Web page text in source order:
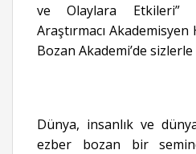
ve Olaylara Etkileri”
Araştırmacı
Bozan Akademi’de
Dünya, insanlık ve
ezber bozan bir